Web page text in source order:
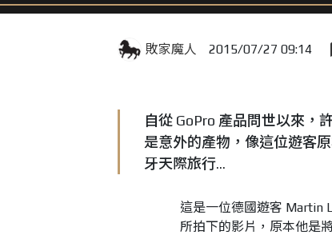
敗家魔人 2015/07/27 09:14
自從 GoPro 產品問世以來，
是意外的產物，像這位遊客
牙天際旅行...
這是一位德國遊客 Martin
所拍下的影片，原本他是